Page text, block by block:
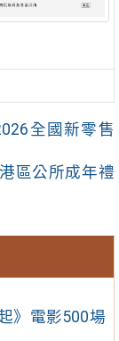
》電影500場
全國新零售
區公所成年禮